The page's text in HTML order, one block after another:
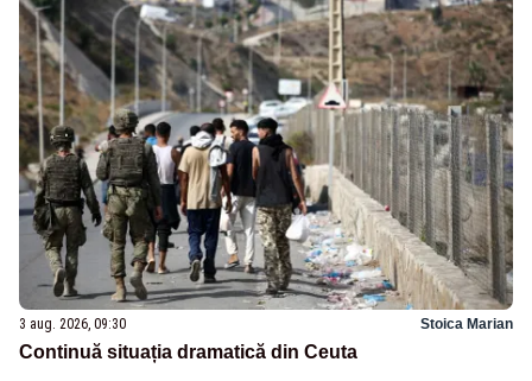
3 aug. 2026, 09:30 Stoica Marian
Continuă situația dramatică din Ceuta